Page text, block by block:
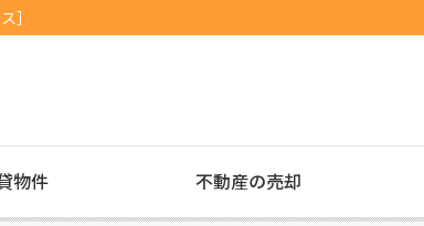
］
物件 不動産の売却